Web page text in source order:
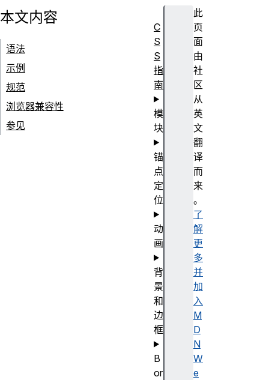
此
页
面
由
社
区
从
英
文
翻
译
而
来
。
了
解
更
多
并
加
入
M
D
N
W
e
本文内容
语法
示例
规范
浏览器兼容性
参见
C
S
S
指
南
模
块
锚
点
定
位
动
画
背
景
和
边
框
B
or